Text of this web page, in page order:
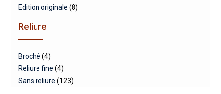
Edition originale (8)
Reliure
Broché (4)
Reliure fine (4)
Sans reliure (123)